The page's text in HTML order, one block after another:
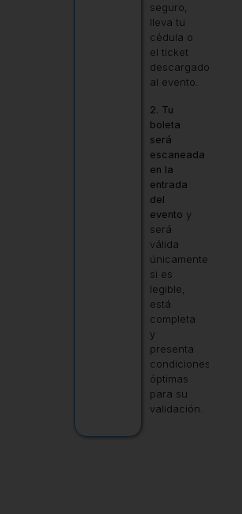
seguro,
lleva tu
cédula o
el ticket
descargado
al evento.
2. Tu
boleta
será
escaneada
en la
entrada
del
evento y
será
válida
únicamente
si es
legible,
está
completa
y
presenta
condiciones
óptimas
para su
validación.